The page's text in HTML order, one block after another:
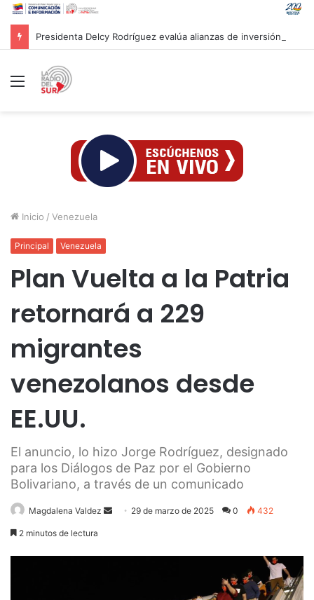
Menú
Inicio / Venezuela
Principal Venezuela
Plan Vuelta a la Patria
retornará a 229
migrantes
venezolanos desde
EE.UU.
El anuncio, lo hizo Jorge Rodríguez, designado
para los Diálogos de Paz por el Gobierno
Bolivariano, a través de un comunicado
Magdalena Valdez
Send 29 de marzo de 2025 0 432
2 minutos de lectura